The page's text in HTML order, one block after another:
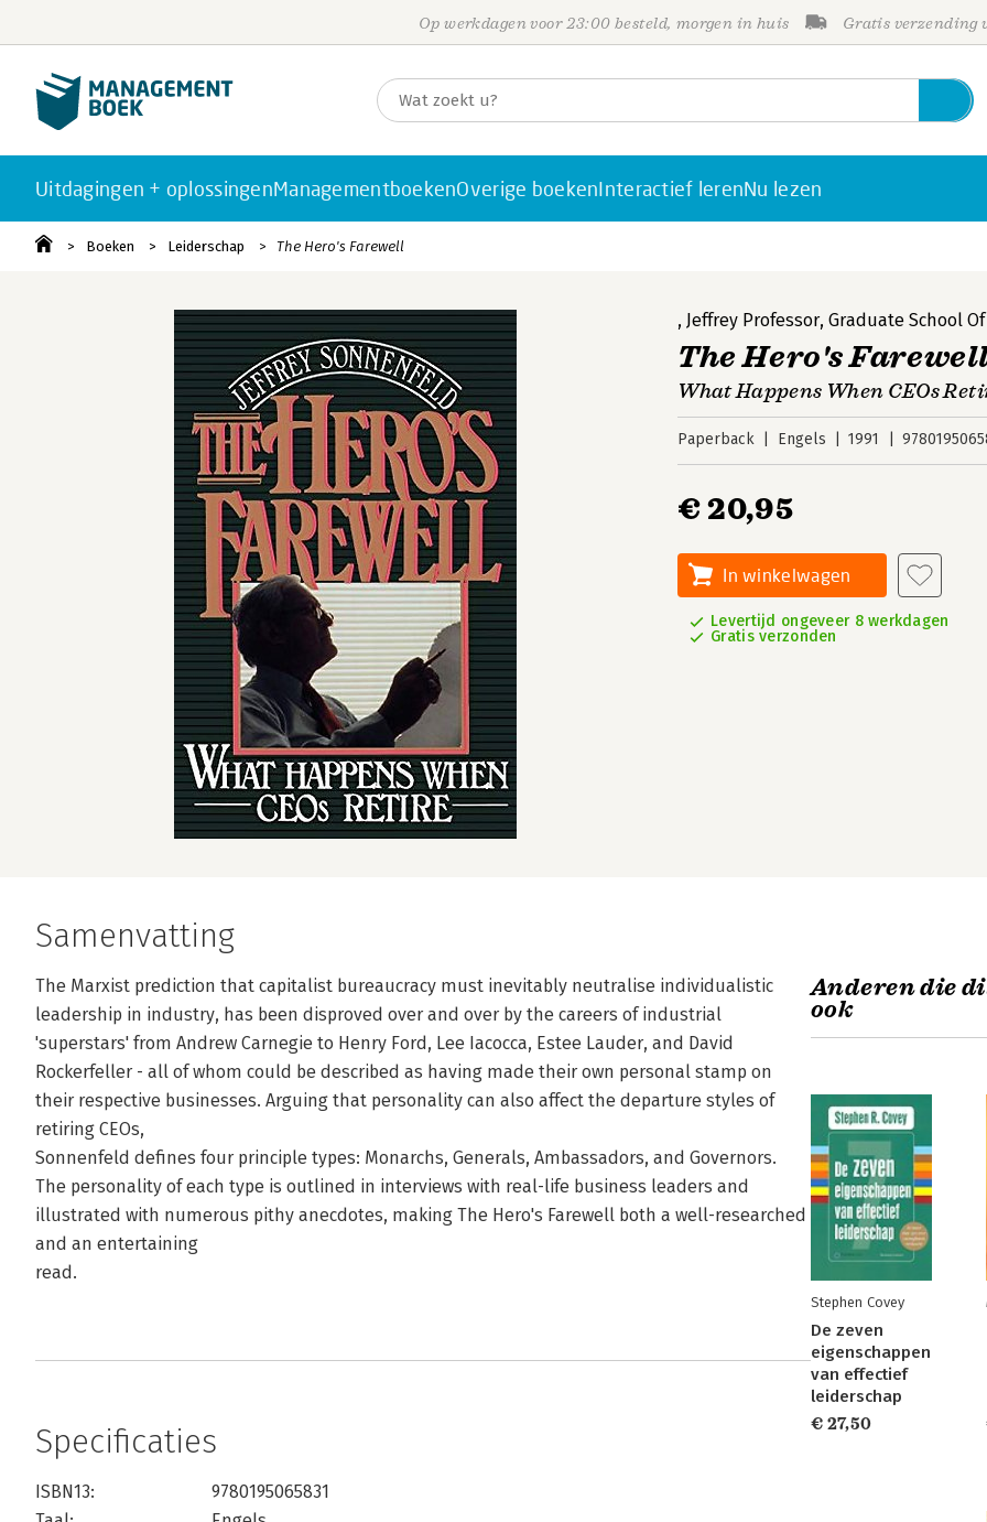
Op werkdagen voor 23:00 besteld, morgen in huis Gratis verzending
Uitdagingen + oplossingenManagementboekenOverige boekenInteractief lerenNu lezen
Boeken Leiderschap The Hero's Farewell
, Jeffrey Professor, Graduate School
The Hero's
What Happens When CEOs
Paperback Engels 1991
€ 20,95
In winkelwagen
Levertijd ongeveer 8 werkdagen
Gratis verzonden
Samenvatting
The Marxist prediction that capitalist bureaucracy must inevitably neutralise individualistic
leadership in industry, has been disproved over and over by the careers of industrial
'superstars' from Andrew Carnegie to Henry Ford, Lee Iacocca, Estee Lauder, and David
Rockerfeller - all of whom could be described as having made their own personal stamp on
their respective businesses. Arguing that personality can also affect the departure styles of
retiring CEOs,
Sonnenfeld defines four principle types: Monarchs, Generals, Ambassadors, and Governors.
The personality of each type is outlined in interviews with real-life business leaders and
illustrated with numerous pithy anecdotes, making The Hero's Farewell both a well-researched
and an entertaining
read.
Specificaties
ISBN13:
9780195065831
Anderen die
ook
Stephen Covey
De zeven
eigenschappen
van effectief
leiderschap
€ 27,50